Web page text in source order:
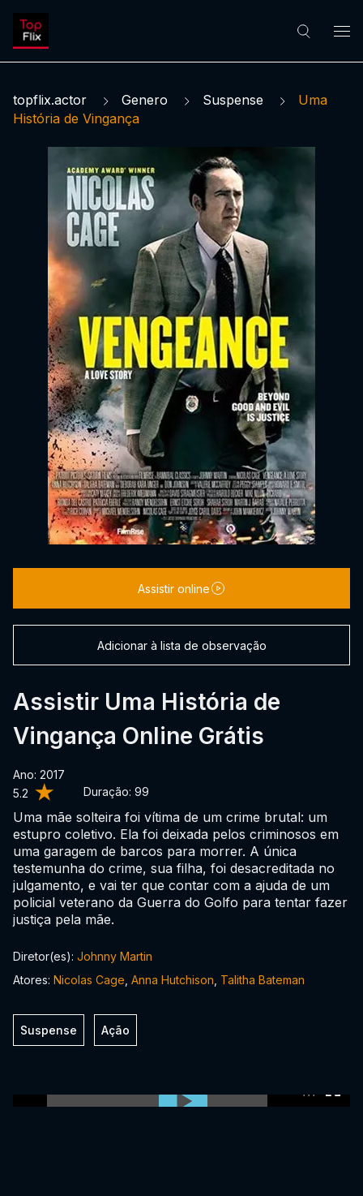
topflix.actor Genero Suspense
Uma
História de Vingança
5.2 Duração: 99
Assistir Uma História de
Vingança Online Grátis
Ano: 2017
Uma mãe solteira foi vítima de um crime brutal: um
estupro coletivo. Ela foi deixada pelos criminosos em
uma garagem de barcos para morrer. A única
testemunha do crime, sua filha, foi desacreditada no
julgamento, e vai ter que contar com a ajuda de um
policial veterano da Guerra do Golfo para tentar fazer
justiça pela mãe.
Assistir online
Adicionar à lista de observação
Diretor(es): Johnny Martin
Atores: Nicolas Cage Anna Hutchison Talitha Bateman
Suspense Ação